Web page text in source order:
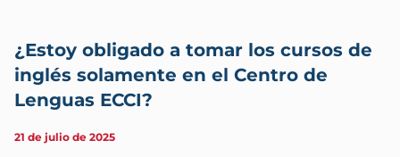
¿Estoy obligado a tomar los cursos de
inglés solamente en el Centro de
Lenguas ECCI?
21 de julio de 2025